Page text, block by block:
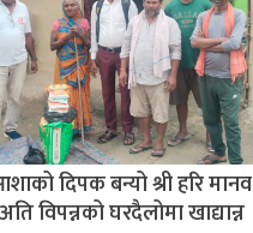
दिपक बन्यो श्री हरि मानव
विपन्नको घरदैलोमा खाद्यान्न